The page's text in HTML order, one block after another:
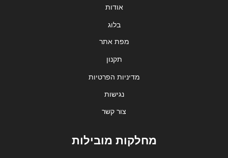
אודות
בלוג
מפת אתר
תקנון
מדיניות הפרטיות
נגישות
צור קשר
מחלקות מובילות